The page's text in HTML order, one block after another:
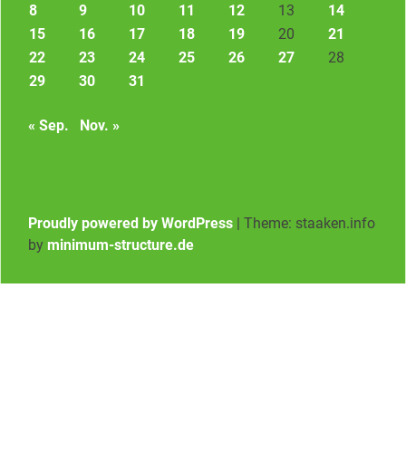
8
9 10 11 12 13
14
15
16 17 18 19 20
21
22
23 24 25 26 27
28
29
30 31
« Sep. Nov. »
Proudly powered by WordPress | Theme: staaken.info
by minimum-structure.de